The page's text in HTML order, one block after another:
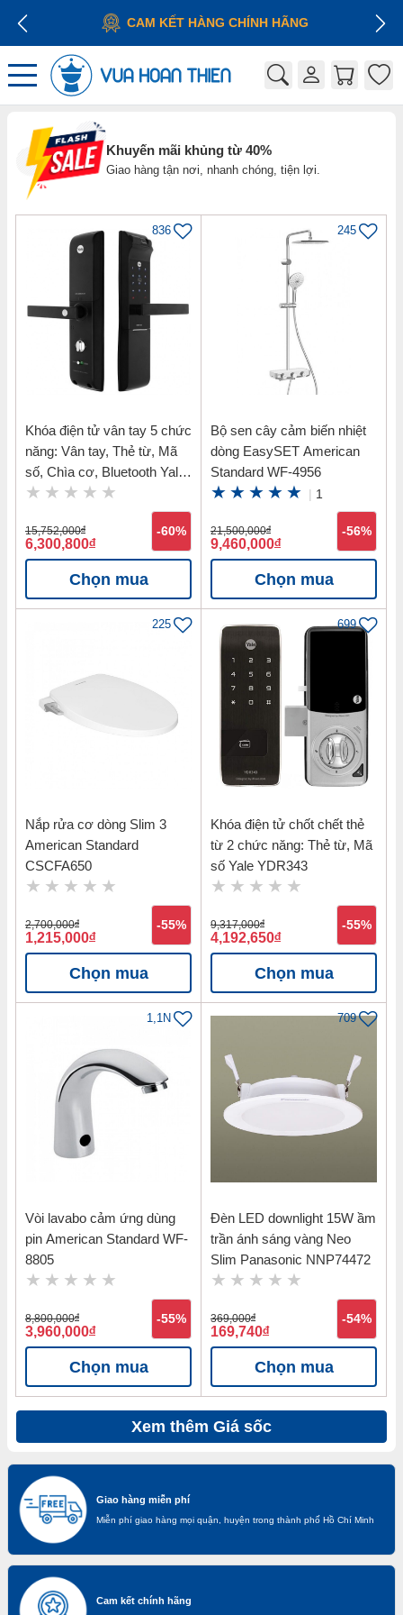
CAM KẾT HÀNG CHÍNH HÃNG
Khuyến mãi khủng từ 40%
Giao hàng tận nơi, nhanh chóng, tiện lợi.
836
Khóa điện tử vân tay 5 chức
năng: Vân tay, Thẻ từ, Mã
số, Chìa cơ, Bluetooth Yale
YDM7116 MB
15,752,000đ
6,300,800đ
-60%
Chọn mua
245
Bộ sen cây cảm biến nhiệt
dòng EasySET American
Standard WF-4956
| 1
21,500,000đ
9,460,000đ
-56%
Chọn mua
225
Nắp rửa cơ dòng Slim 3
American Standard
CSCFA650
2,700,000đ
1,215,000đ
-55%
Chọn mua
699
Khóa điện tử chốt chết thẻ
từ 2 chức năng: Thẻ từ, Mã
số Yale YDR343
9,317,000đ
4,192,650đ
-55%
Chọn mua
1,1N
Vòi lavabo cảm ứng dùng
pin American Standard WF-
8805
8,800,000đ
3,960,000đ
-55%
Chọn mua
709
Đèn LED downlight 15W ầm
trần ánh sáng vàng Neo
Slim Panasonic NNP74472
369,000đ
169,740đ
-54%
Chọn mua
Xem thêm Giá sốc
Giao hàng miễn phí
Miễn phí giao hàng mọi quận, huyện trong thành phố Hồ Chí Minh
Cam kết chính hãng